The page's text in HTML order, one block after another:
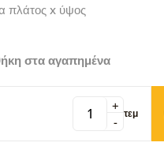
πλάτος x ύψος
στα αγαπημένα
-
+ τεμ